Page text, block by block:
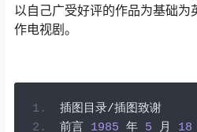
以自己广受好评的作品为基础为
作电视剧。
插图目录/插图致谢
前言
1985 年 5 月 18